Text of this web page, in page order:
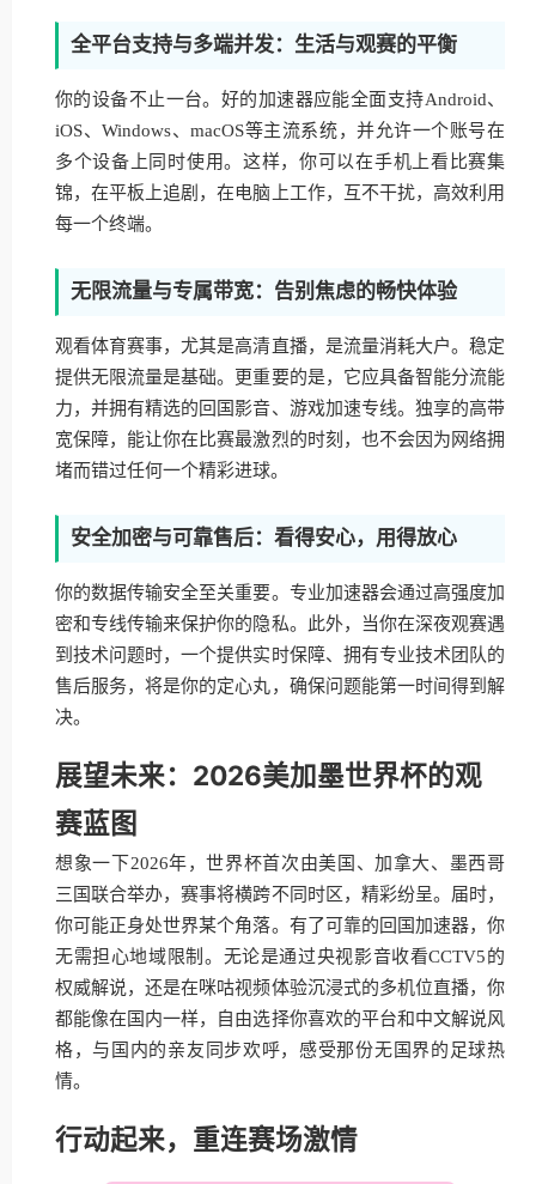
全平台支持与多端并发：生活与观赛的平衡
你的设备不止一台。好的加速器应能全面支持Android、
iOS、Windows、macOS等主流系统，并允许一个账号在
多个设备上同时使用。这样，你可以在手机上看比赛集
锦，在平板上追剧，在电脑上工作，互不干扰，高效利用
每一个终端。
无限流量与专属带宽：告别焦虑的畅快体验
观看体育赛事，尤其是高清直播，是流量消耗大户。稳定
提供无限流量是基础。更重要的是，它应具备智能分流能
力，并拥有精选的回国影音、游戏加速专线。独享的高带
宽保障，能让你在比赛最激烈的时刻，也不会因为网络拥
堵而错过任何一个精彩进球。
安全加密与可靠售后：看得安心，用得放心
你的数据传输安全至关重要。专业加速器会通过高强度加
密和专线传输来保护你的隐私。此外，当你在深夜观赛遇
到技术问题时，一个提供实时保障、拥有专业技术团队的
售后服务，将是你的定心丸，确保问题能第一时间得到解
决。
展望未来：2026美加墨世界杯的观
赛蓝图
想象一下2026年，世界杯首次由美国、加拿大、墨西哥
三国联合举办，赛事将横跨不同时区，精彩纷呈。届时，
你可能正身处世界某个角落。有了可靠的回国加速器，你
无需担心地域限制。无论是通过央视影音收看CCTV5的
权威解说，还是在咪咕视频体验沉浸式的多机位直播，你
都能像在国内一样，自由选择你喜欢的平台和中文解说风
格，与国内的亲友同步欢呼，感受那份无国界的足球热
情。
行动起来，重连赛场激情